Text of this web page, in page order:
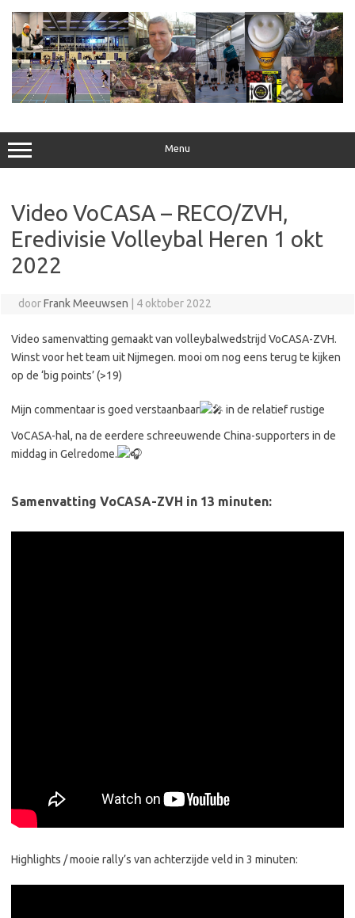
naar
inhoud
Menu
Video VoCASA – RECO/ZVH,
Eredivisie Volleybal Heren 1 okt
2022
doorFrank Meeuwsen 4 oktober 2022
Video samenvatting gemaakt van volleybalwedstrijd VoCASA-ZVH.
Winst voor het team uit Nijmegen. mooi om nog eens terug te kijken
op de ‘big points’ (>19)
Mijn commentaar is goed verstaanbaar in de relatief rustige
VoCASA-hal, na de eerdere schreeuwende China-supporters in de
middag in Gelredome.
Samenvatting VoCASA-ZVH in 13 minuten:
Highlights / mooie rally’s van achterzijde veld in 3 minuten: